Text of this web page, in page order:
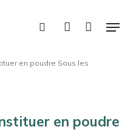
rechercheaccountMenu
en poudre Sous les
en poudre